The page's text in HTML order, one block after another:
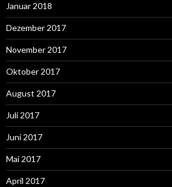
Januar 2018
Dezember 2017
November 2017
Oktober 2017
August 2017
Juli 2017
Juni 2017
Mai 2017
April 2017